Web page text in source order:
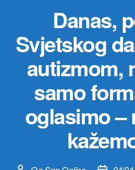
Danas,
Svjetskog
autizmom,
samo
oglasimo –